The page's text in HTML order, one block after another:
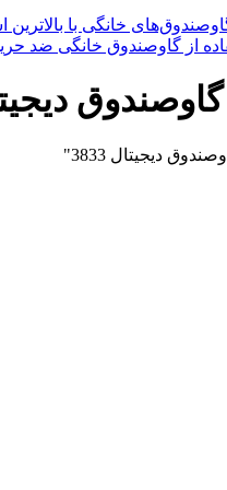
خانگی با بالاترین
دیجیتال
دیجیتال 3833"